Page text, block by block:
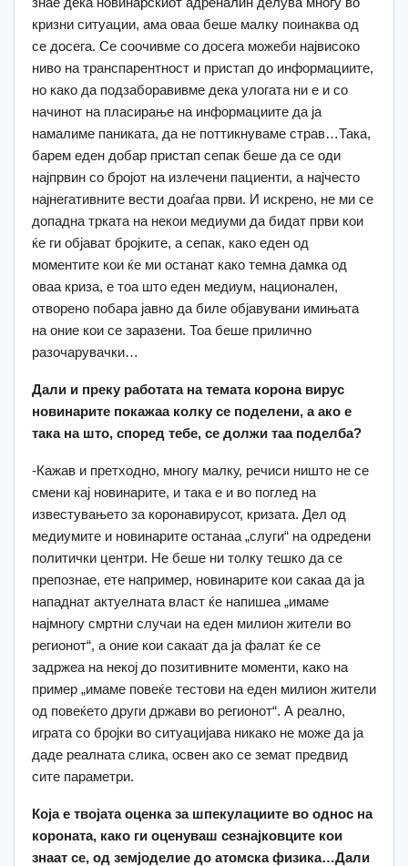
кризни ситуации, ама оваа беше малку поинаква од
се досега. Се соочивме со досега можеби највисоко
ниво на транспарентност и пристап до информациите,
но како да подзаборавивме дека улогата ни е и со
начинот на пласирање на информациите да ја
намалиме паниката, да не поттикнуваме страв…Така,
барем еден добар пристап сепак беше да се оди
најпрвин со бројот на излечени пациенти, а најчесто
најнегативните вести доаѓаа први. И искрено, не ми се
допадна трката на некои медиуми да бидат први кои
ќе ги објават бројките, а сепак, како еден од
моментите кои ќе ми останат како темна дамка од
оваа криза, е тоа што еден медиум, национален,
отворено побара јавно да биле објавувани имињата
на оние кои се заразени. Тоа беше прилично
разочарувачки…
Дали и преку работата на темата корона вирус
новинарите покажаа колку се поделени, а ако е
така на што, според тебе, се должи таа поделба?
-Кажав и претходно, многу малку, речиси ништо не се
смени кај новинарите, и така е и во поглед на
известувањето за коронавирусот, кризата. Дел од
медиумите и новинарите останаа „слуги“ на одредени
политички центри. Не беше ни толку тешко да се
препознае, ете например, новинарите кои сакаа да ја
нападнат актуелната власт ќе напишеа „имаме
најмногу смртни случаи на еден милион жители во
регионот“, а оние кои сакаат да ја фалат ќе се
задржеа на некој до позитивните моменти, како на
пример „имаме повеќе тестови на еден милион жители
од повеќето други држави во регионот“. А реално,
играта со бројки во ситуацијава никако не може да ја
даде реалната слика, освен ако се земат предвид
сите параметри.
Која е твојата оценка за шпекулациите во однос на
короната, како ги оценуваш сезнајковците кои
знаат се, од земјоделие до атомска физика…Дали